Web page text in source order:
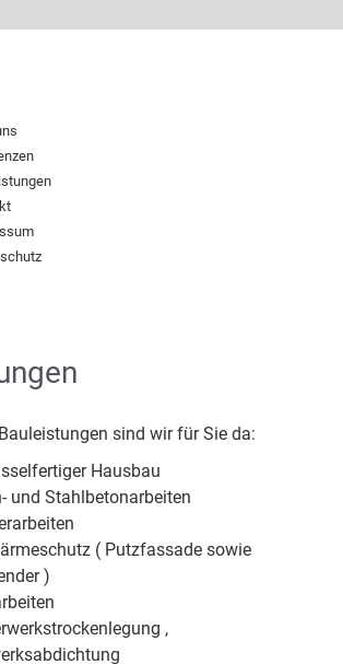
sind wir für Sie da:
Hausbau
und Stahlbetonarbeiten
( Putzfassade sowie
)
,